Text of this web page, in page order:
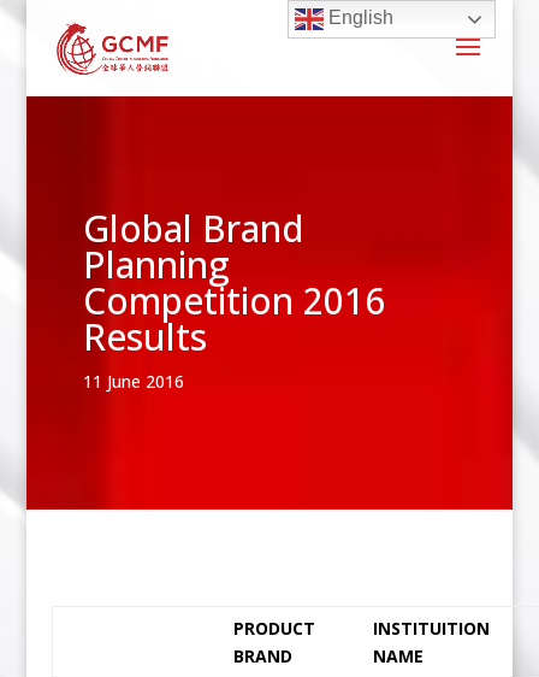
Global Brand
Planning
Competition 2016
Results
11 June 2016
PRODUCT
BRAND
INSTITUITION
NAME
English